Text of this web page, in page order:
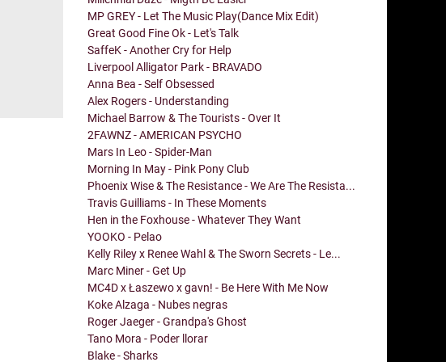
MP GREY - Let The Music Play(Dance Mix Edit)
Great Good Fine Ok - Let's Talk
SaffeK - Another Cry for Help
Liverpool Alligator Park - BRAVADO
Anna Bea - Self Obsessed
Alex Rogers - Understanding
Michael Barrow & The Tourists - Over It
2FAWNZ - AMERICAN PSYCHO
Mars In Leo - Spider-Man
Morning In May - Pink Pony Club
Phoenix Wise & The Resistance - We Are The Resista...
Travis Guilliams - In These Moments
Hen in the Foxhouse - Whatever They Want
YOOKO - Pelao
Kelly Riley x Renee Wahl & The Sworn Secrets - Le...
Marc Miner - Get Up
MC4D x Łaszewo x gavn! - Be Here With Me Now
Koke Alzaga - Nubes negras
Roger Jaeger - Grandpa's Ghost
Tano Mora - Poder llorar
Blake - Sharks